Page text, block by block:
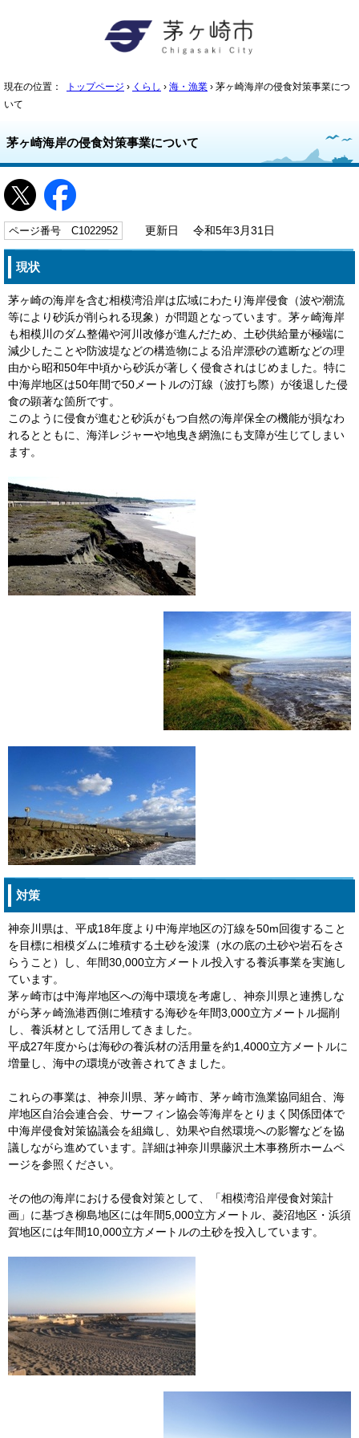
現在の位置： トップページ › くらし › 海・漁業 › 茅ヶ崎海岸の侵食対策事業につ
いて
茅ヶ崎海岸の侵食対策事業について
ページ番号 C1022952 更新日 令和5年3月31日
現状
茅ヶ崎の海岸を含む相模湾沿岸は広域にわたり海岸侵食（波や潮流
等により砂浜が削られる現象）が問題となっています。茅ヶ崎海岸
も相模川のダム整備や河川改修が進んだため、土砂供給量が極端に
減少したことや防波堤などの構造物による沿岸漂砂の遮断などの理
由から昭和50年中頃から砂浜が著しく侵食されはじめました。特に
中海岸地区は50年間で50メートルの汀線（波打ち際）が後退した侵
食の顕著な箇所です。
このように侵食が進むと砂浜がもつ自然の海岸保全の機能が損なわ
れるとともに、海洋レジャーや地曳き網漁にも支障が生じてしまい
ます。
対策
神奈川県は、平成18年度より中海岸地区の汀線を50m回復すること
を目標に相模ダムに堆積する土砂を浚渫（水の底の土砂や岩石をさ
らうこと）し、年間30,000立方メートル投入する養浜事業を実施し
ています。
茅ヶ崎市は中海岸地区への海中環境を考慮し、神奈川県と連携しな
がら茅ヶ崎漁港西側に堆積する海砂を年間3,000立方メートル掘削
し、養浜材として活用してきました。
平成27年度からは海砂の養浜材の活用量を約1,4000立方メートルに
増量し、海中の環境が改善されてきました。
これらの事業は、神奈川県、茅ヶ崎市、茅ヶ崎市漁業協同組合、海
岸地区自治会連合会、サーフィン協会等海岸をとりまく関係団体で
中海岸侵食対策協議会を組織し、効果や自然環境への影響などを協
議しながら進めています。詳細は神奈川県藤沢土木事務所ホームペ
ージを参照ください。
その他の海岸における侵食対策として、「相模湾沿岸侵食対策計
画」に基づき柳島地区には年間5,000立方メートル、菱沼地区・浜須
賀地区には年間10,000立方メートルの土砂を投入しています。